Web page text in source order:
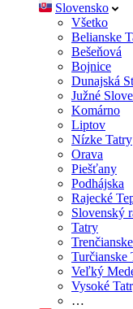
Slovensko
Všetko
Belianske
Bešeňová
Bojnice
Dunajská
Južné
Komárno
Liptov
Nízke Tatry
Orava
Piešťany
Podhájska
Rajecké
Slovenský
Tatry
Turčianske
Veľký
Vysoké
…